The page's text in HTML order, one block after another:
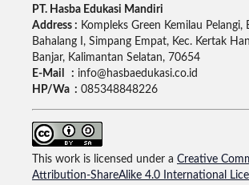
PT. Hasba Edukasi Mandiri
Address : Kompleks Green Kemilau Pelangi,
Bahalang I, Simpang Empat, Kec. Kertak
Banjar, Kalimantan Selatan, 70654
E-Mail : info@hasbaedukasi.co.id
HP/Wa : 085348848226
This work is licensed under a Creative
Attribution-ShareAlike 4.0 International